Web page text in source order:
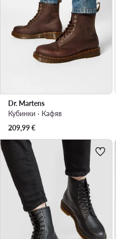
Dr. Martens
Кубинки · Кафяв
209,99€